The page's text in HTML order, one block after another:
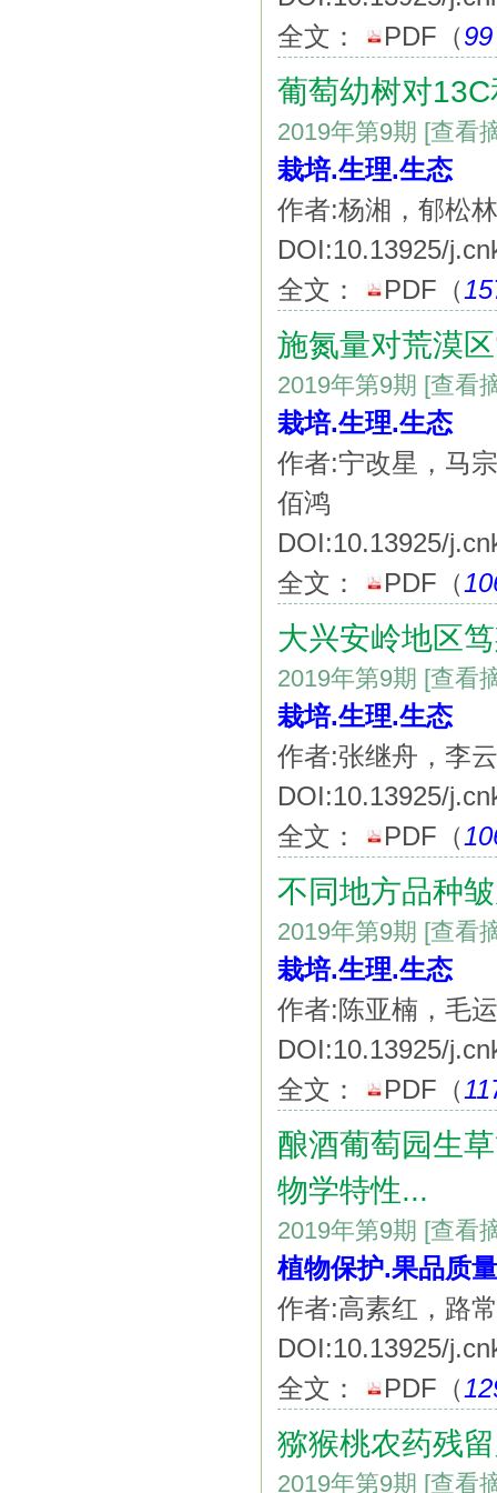
全文：
PDF （99
葡萄幼树对
2019年第9期 [查看
栽培.生理.生态
作者:杨湘，郁松
DOI:10.13925/
全文：
PDF （
施氮量对荒漠
2019年第9期 [查看
栽培.生理.生态
作者:宁改星，马
佰鸿
DOI:10.13925/
全文：
PDF （
大兴安岭地区
2019年第9期 [查看
栽培.生理.生态
作者:张继舟，李
DOI:10.13925/
全文：
PDF （
不同地方品种
2019年第9期 [查看
栽培.生理.生态
作者:陈亚楠，毛
DOI:10.13925/
全文：
PDF （
酿酒葡萄园生
物学特性...
2019年第9期 [查看
植物保护.果品质
作者:高素红，路
DOI:10.13925/
全文：
PDF （
猕猴桃农药残
2019年第9期 [查看